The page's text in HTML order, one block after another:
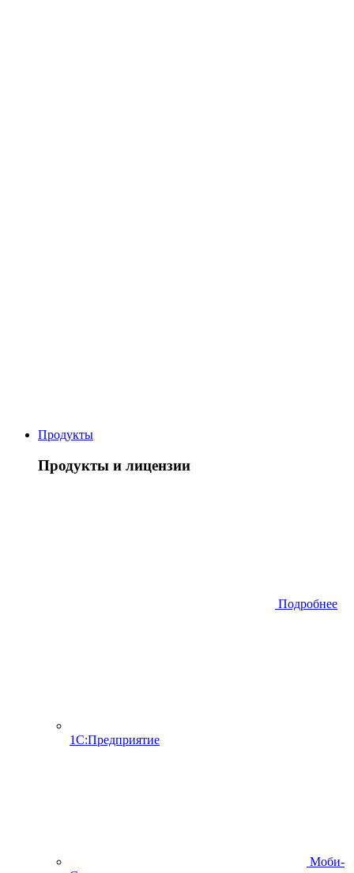
Продукты
Продукты и лицензии
Подробнее
1С:Предприятие
Моби-